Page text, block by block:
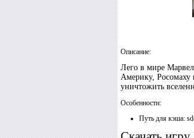
Описание:
Лего в мире
Америку, Росомаху
уничтожить
Особенности:
Путь для кэша: